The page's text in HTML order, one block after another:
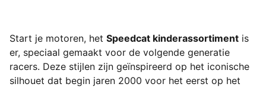
Start je motoren, het Speedcat kinderassortiment is
er, speciaal gemaakt voor de volgende generatie
racers. Deze stijlen zijn geïnspireerd op het iconische
silhouet dat begin jaren 2000 voor het eerst op het